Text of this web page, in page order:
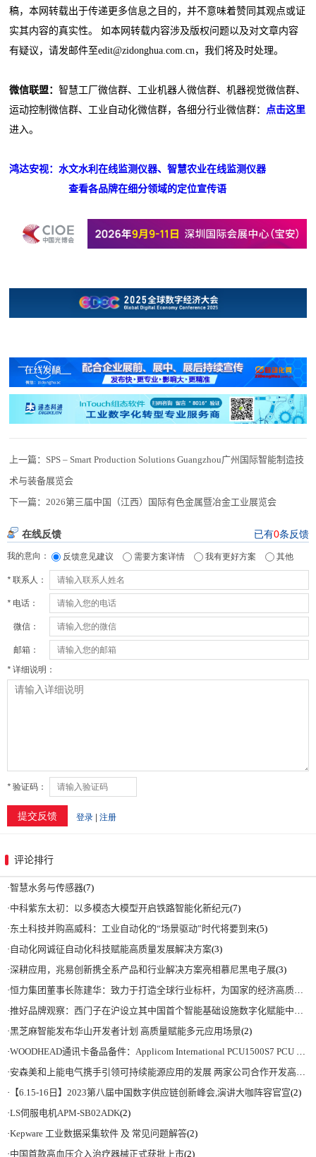
稿，本网转载出于传递更多信息之目的，并不意味着赞同其观点或证
实其内容的真实性。 如本网转载内容涉及版权问题以及对文章内容
有疑议，请发邮件至edit@zidonghua.com.cn，我们将及时处理。
微信联盟：智慧工厂微信群、工业机器人微信群、机器视觉微信群、
运动控制微信群、工业自动化微信群，各细分行业微信群：
点击这里
进入。
鸿达安视：水文水利在线监测仪器、智慧农业在线监测仪器
查看各品牌在细分领域的定位宣传语
上一篇： SPS – Smart Production Solutions Guangzhou广州国际智能制造技
术与装备展览会
下一篇：2026第三届中国（江西）国际有色金属暨冶金工业展览会
评论排行
·智慧水务与传感器(7)
·中科紫东太初：以多模态大模型开启铁路智能化新纪元(7)
·东土科技并购高威科：工业自动化的“场景驱动”时代将要到来(5)
· 自动化网诚征自动化科技赋能高质量发展解决方案(3)
·深耕应用，兆易创新携全系产品和行业解决方案亮相慕尼黑电子展(3)
·恒力集团董事长陈建华：致力于打造全球行业标杆，为国家的经济高质量发展贡献更大力量|上海电气集团党委书记、董事长吴磊来访
·推好品牌观察：西门子在沪设立其中国首个智能基础设施数字化赋能中心
·黑芝麻智能发布华山开发者计划 高质量赋能多元应用场景(2)
·WOODHEAD通讯卡备品备件：Applicom International PCU1500S7 PCU 1500 S7 V4.5.0
·安森美和上能电气携手引领可持续能源应用的发展 两家公司合作开发高性能储能和太阳能组串式逆变器方案 以实现可持续的未来
· 【6.15-16日】2023第八届中国数字供应链创新峰会,演讲大咖阵容官宣(2)
·LS伺服电机APM-SB02ADK(2)
·Kepware 工业数据采集软件 及 常见问题解答(2)
·中国首款高血压介入治疗器械正式获批上市(2)